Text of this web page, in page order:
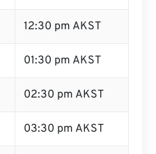
12:30 pm AKST
01:30 pm AKST
02:30 pm AKST
03:30 pm AKST